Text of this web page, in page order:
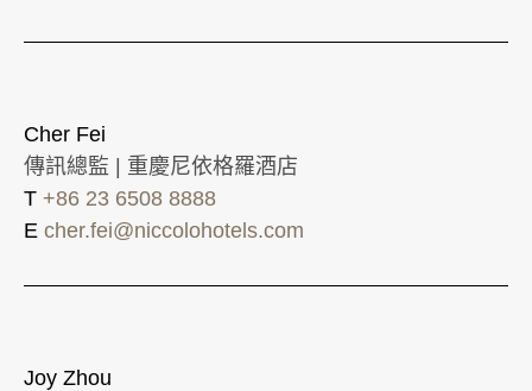
Cher Fei
傳訊總監 | 重慶尼依格羅酒店
T +86 23 6508 8888
E cher.fei@niccolohotels.com
Joy Zhou